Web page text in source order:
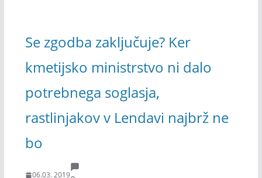
Se zgodba zaključuje? Ker
kmetijsko ministrstvo ni dalo
potrebnega soglasja,
rastlinjakov v Lendavi najbrž ne
bo
06.03. 2019